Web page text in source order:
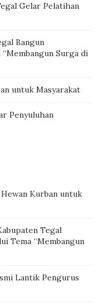
Gelar Pelatihan
Bangun
Surga di
untuk Masyarakat
Penyuluhan
Kurban untuk
Tegal
Tema “Membangun
Lantik Pengurus